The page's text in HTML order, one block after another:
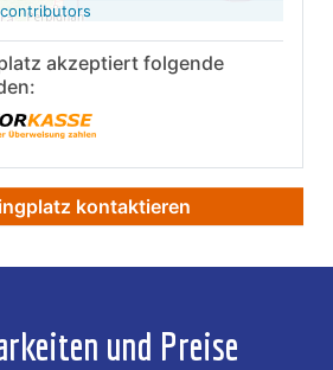
akzeptiert folgende
kontaktieren
und Preise